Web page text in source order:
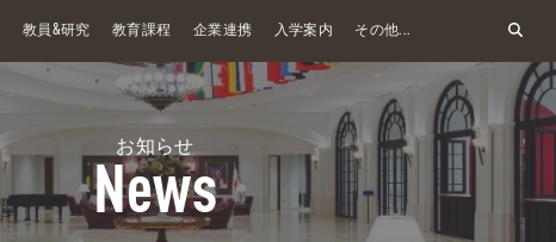
教員&研究 教育課程 企業連携 入学案内 その他...
お知らせ
News